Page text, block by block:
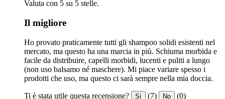
Valuta con 5 su 5 stelle.
Il migliore
Ho provato praticamente tutti gli shampoo solidi esistenti nel
mercato, ma questo ha una marcia in più. Schiuma morbida e
facile da distribuire, capelli morbidi, lucenti e puliti a lungo
(non uso balsamo né maschere). Mi piace variare spesso i
prodotti che uso, ma questo ci sarà sempre nella mia doccia.
Ti è stata utile questa recensione? Sì (7) No (0)